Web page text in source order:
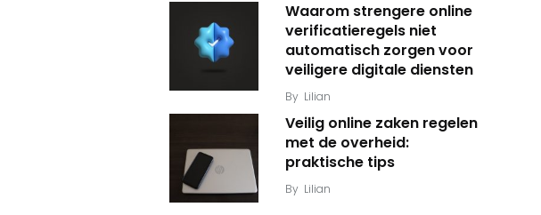
Waarom strengere online
verificatieregels niet
automatisch zorgen voor
veiligere digitale diensten
By Lilian
Veilig online zaken regelen
met de overheid:
praktische tips
By Lilian